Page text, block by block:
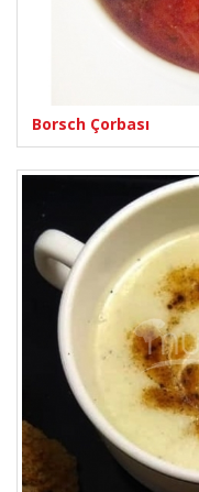
Borsch Çorbası